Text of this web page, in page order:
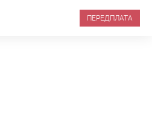
ПЕРЕДПЛАТА